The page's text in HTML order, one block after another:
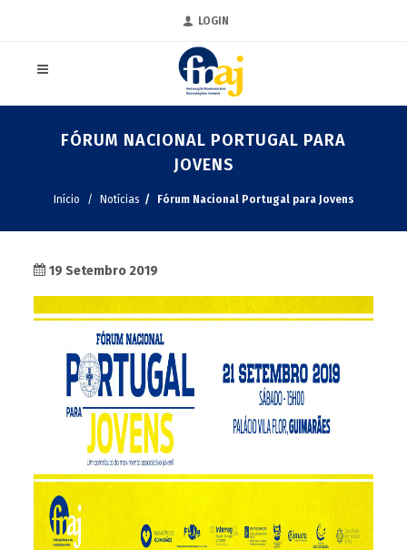
LOGIN
FÓRUM NACIONAL PORTUGAL PARA
JOVENS
Início Notícias Fórum Nacional Portugal para Jovens
19 Setembro 2019